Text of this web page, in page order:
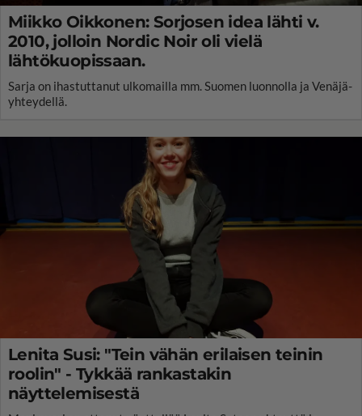
Miikko Oikkonen: Sorjosen idea lähti v.
2010, jolloin Nordic Noir oli vielä
lähtökuopissaan.
Sarja on ihastuttanut ulkomailla mm. Suomen luonnolla ja Venäjä-
yhteydellä.
Lenita Susi: "Tein vähän erilaisen teinin
roolin" - Tykkää rankastakin
näyttelemisestä